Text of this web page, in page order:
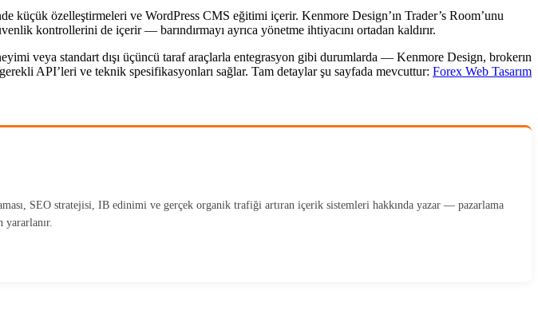
küçük özelleştirmeleri ve WordPress CMS eğitimi içerir. Kenmore Design’ın Trader’s Room’unu
kontrollerini de içerir — barındırmayı ayrıca yönetme ihtiyacını ortadan kaldırır.
veya standart dışı üçüncü taraf araçlarla entegrasyon gibi durumlarda — Kenmore Design, brokerın
API’leri ve teknik spesifikasyonları sağlar. Tam detaylar şu sayfada mevcuttur: Forex Web Tasarım
SEO stratejisi, IB edinimi ve gerçek organik trafiği artıran içerik sistemleri hakkında yazar — pazarlama
yararlanır.